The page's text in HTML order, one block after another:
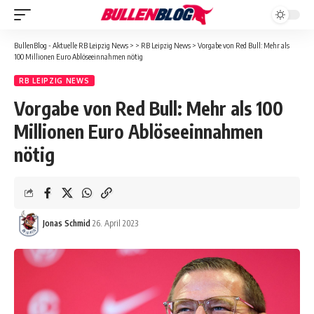
BullenBlog - Aktuelle RB Leipzig News > > RB Leipzig News > Vorgabe von Red Bull: Mehr als
100 Millionen Euro Ablöseeinnahmen nötig
RB LEIPZIG NEWS
Vorgabe von Red Bull: Mehr als 100
Millionen Euro Ablöseeinnahmen
nötig
Jonas Schmid 26. April 2023